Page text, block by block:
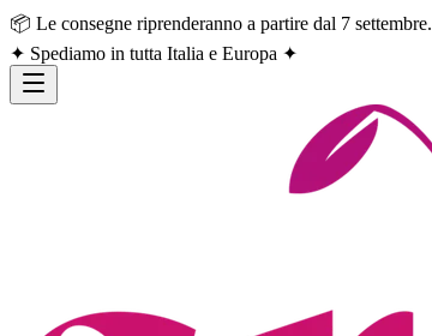
📦 Le consegne riprenderanno a partire dal 7 settembre.
✦ Spediamo in tutta Italia e Europa ✦